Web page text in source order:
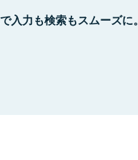
入力も検索もスムーズに。